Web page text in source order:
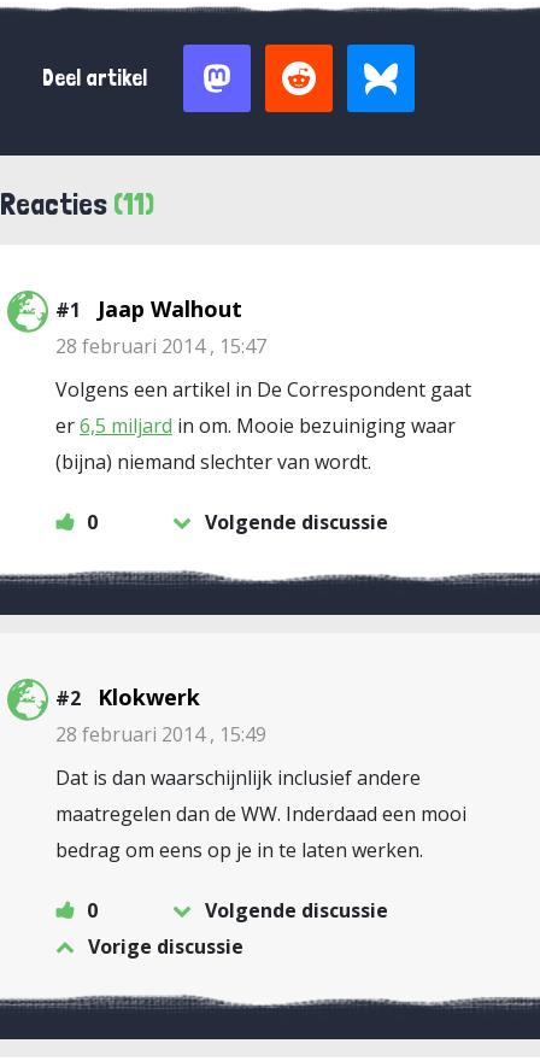
Deel artikel
Reacties (11)
#1 Jaap Walhout
28 februari 2014 , 15:47
Volgens een artikel in De Correspondent gaat
er6,5 miljard in om. Mooie bezuiniging waar
(bijna) niemand slechter van wordt.
0 Volgende discussie
#2 Klokwerk
28 februari 2014 , 15:49
Dat is dan waarschijnlijk inclusief andere
maatregelen dan de WW. Inderdaad een mooi
bedrag om eens op je in te laten werken.
0
Volgende discussie
Vorige discussie